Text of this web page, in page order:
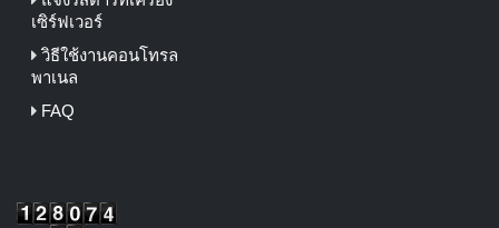
เซิร์ฟเวอร์
วิธีใช้งานคอนโทรล
พาเนล
FAQ